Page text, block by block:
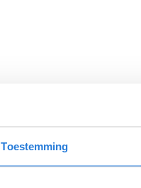
Toestemming